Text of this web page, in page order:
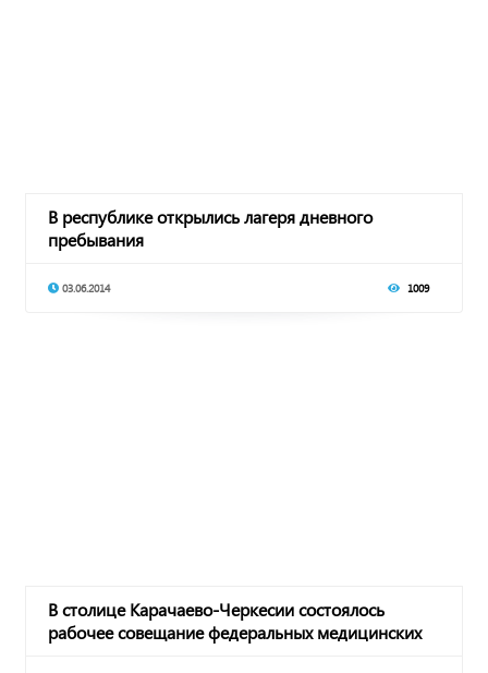
В республике открылись лагеря дневного
пребывания
03.06.2014 1009
В столице Карачаево-Черкесии состоялось
рабочее совещание федеральных медицинских